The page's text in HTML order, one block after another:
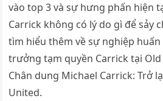
vào top 3 và sự hưng phấn hiện
Carrick không có lý do gì để sảy
tìm hiểu thêm về sự nghiệp
trưởng tạm quyền Carrick tại
Chân dung Michael Carrick: Trở
United.